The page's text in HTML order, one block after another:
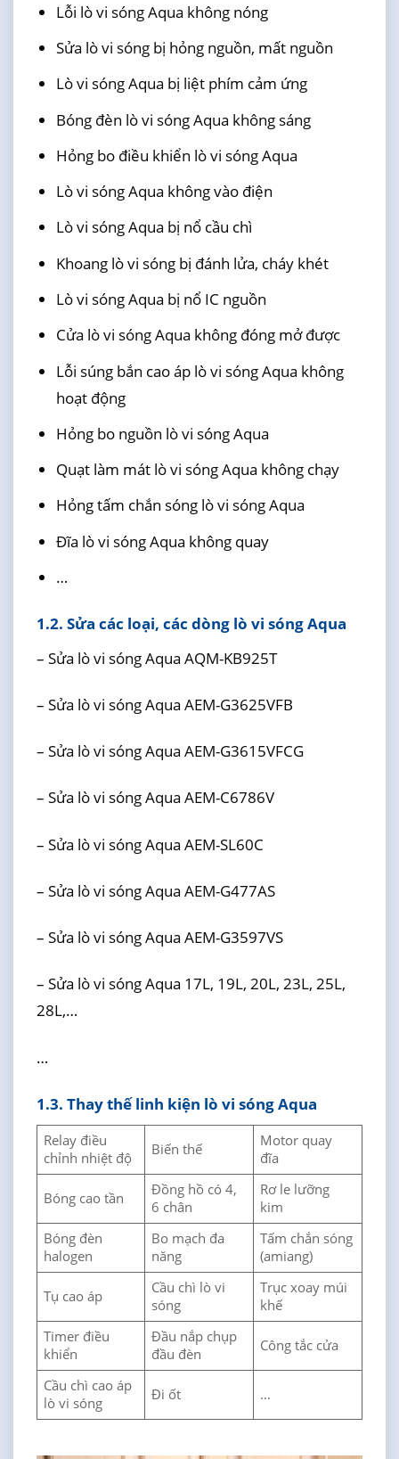
Lỗi lò vi sóng Aqua không nóng
Sửa lò vi sóng bị hỏng nguồn, mất nguồn
Lò vi sóng Aqua bị liệt phím cảm ứng
Bóng đèn lò vi sóng Aqua không sáng
Hỏng bo điều khiển lò vi sóng Aqua
Lò vi sóng Aqua không vào điện
Lò vi sóng Aqua bị nổ cầu chì
Khoang lò vi sóng bị đánh lửa, cháy khét
Lò vi sóng Aqua bị nổ IC nguồn
Cửa lò vi sóng Aqua không đóng mở được
Lỗi súng bắn cao áp lò vi sóng Aqua không
hoạt động
Hỏng bo nguồn lò vi sóng Aqua
Quạt làm mát lò vi sóng Aqua không chạy
Hỏng tấm chắn sóng lò vi sóng Aqua
Đĩa lò vi sóng Aqua không quay
…
1.2. Sửa các loại, các dòng lò vi sóng Aqua
– Sửa lò vi sóng Aqua AQM-KB925T
– Sửa lò vi sóng Aqua AEM-G3625VFB
– Sửa lò vi sóng Aqua AEM-G3615VFCG
– Sửa lò vi sóng Aqua AEM-C6786V
– Sửa lò vi sóng Aqua AEM-SL60C
– Sửa lò vi sóng Aqua AEM-G477AS
– Sửa lò vi sóng Aqua AEM-G3597VS
– Sửa lò vi sóng Aqua 17L, 19L, 20L, 23L, 25L,
28L,…
…
1.3. Thay thế linh kiện lò vi sóng Aqua
Relay điều
chỉnh nhiệt độ
Biến thế
Motor quay
đĩa
Bóng cao tần
Đồng hồ có 4,
6 chân
Rơ le lưỡng
kim
Bóng đèn
halogen
Bo mạch đa
năng
Tấm chắn sóng
(amiang)
Tụ cao áp
Cầu chì lò vi
sóng
Trục xoay múi
khế
Timer điều
khiển
Đầu nắp chụp
đầu đèn
Công tắc cửa
Cầu chì cao áp
lò vi sóng
Đi ốt …